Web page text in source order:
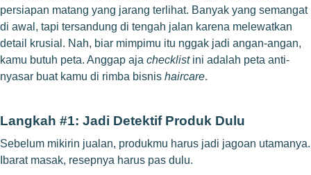
persiapan matang yang jarang terlihat. Banyak yang semangat
di awal, tapi tersandung di tengah jalan karena melewatkan
detail krusial. Nah, biar mimpimu itu nggak jadi angan-angan,
kamu butuh peta. Anggap aja checklistini adalah peta anti-
nyasar buat kamu di rimba bisnis haircare.
Langkah #1: Jadi Detektif Produk Dulu
Sebelum mikirin jualan, produkmu harus jadi jagoan utamanya.
Ibarat masak, resepnya harus pas dulu.